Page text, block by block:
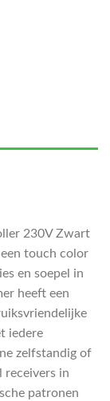
230V Zwart
touch color
en soepel in
heeft een
iedere
zelfstandig of
receivers in
patronen